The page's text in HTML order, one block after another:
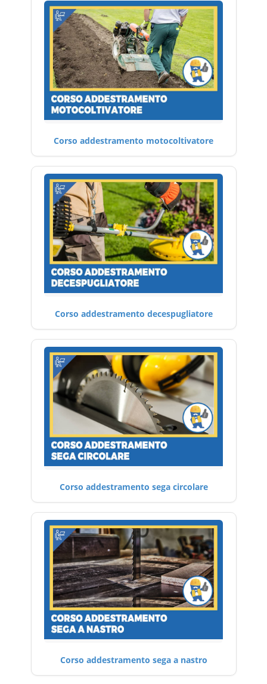
Corso addestramento motocoltivatore
Corso addestramento decespugliatore
Corso addestramento sega circolare
Corso addestramento sega a nastro